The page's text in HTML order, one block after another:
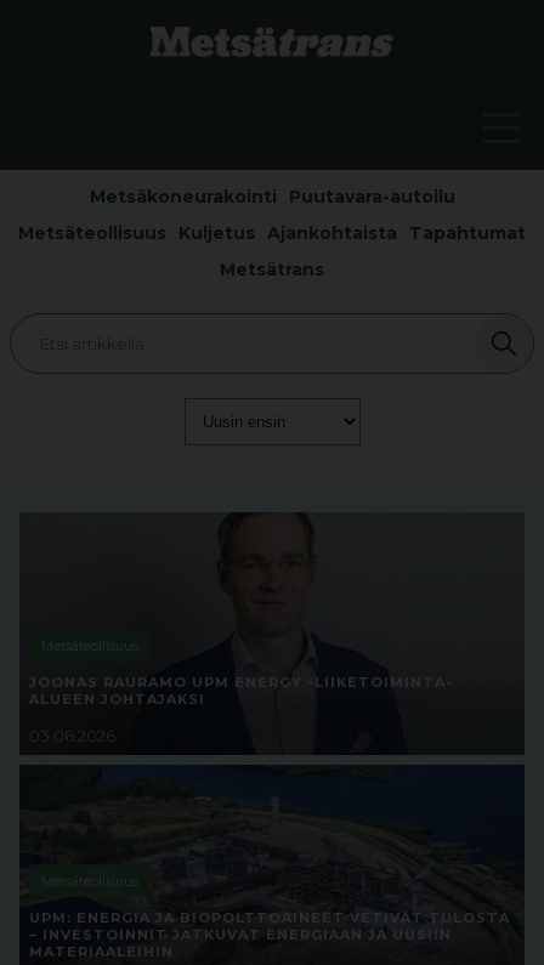
Metsäkoneurakointi
Puutavara-autoilu
Metsäteollisuus
Kuljetus Ajankohtaista
Tapahtumat
Metsätrans
Metsäteollisuus
JOONAS RAURAMO UPM ENERGY -LIIKETOIMINTA-
ALUEEN JOHTAJAKSI
03.06.2026
Metsäteollisuus
UPM: ENERGIA JA BIOPOLTTOAINEET VETIVÄT TULOSTA
– INVESTOINNIT JATKUVAT ENERGIAAN JA UUSIIN
MATERIAALEIHIN